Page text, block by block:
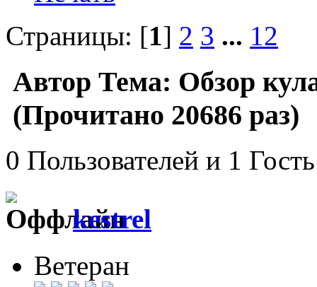
Страницы: [1] 2 3 ... 12
Автор Тема: Обзор
(Прочитано 20686 раз)
0 Пользователей и 1
kestrel
Ветеран